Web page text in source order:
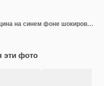
Красноволосая молодая женщина на синем фоне шокирована, указывая указательным пальцем на копировальное пространство.
эти фото